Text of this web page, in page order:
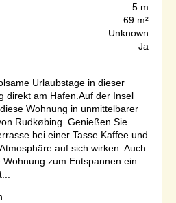
5 m
69 m²
Unknown
Ja
Urlaubstage in dieser
direkt am Hafen.Auf der Insel
Wohnung in unmittelbarer
Rudkøbing. Genießen Sie
bei einer Tasse Kaffee und
auf sich wirken. Auch
zum Entspannen ein.